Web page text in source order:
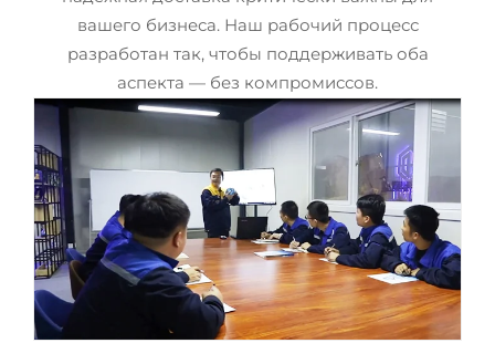
вашего бизнеса. Наш рабочий процесс
разработан так, чтобы поддерживать оба
аспекта — без компромиссов.